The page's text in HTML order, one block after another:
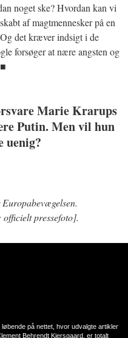
noget ske? Hvordan kan vi
af magtmennesker på en
det kræver indsigt i de
forsøger at nære angsten og
Marie Krarups
Putin. Men vil hun
uenig?
pressefoto].
på nettet, hvor udvalgte artikler
Behrendt Kjersgaard, er totalt